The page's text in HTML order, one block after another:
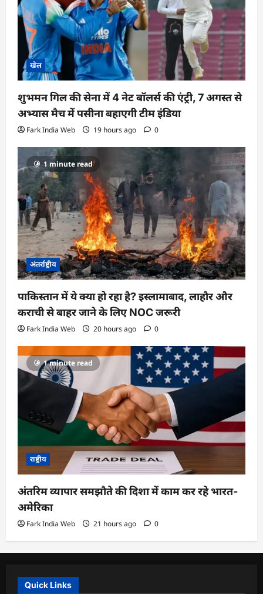
खेल
शुभमन गिल की सेना में 4 नेट बॉलर्स की एंट्री, 7 अगस्त से
अभ्यास मैच में पसीना बहाएगी टीम इंडिया
Fark India Web 19 hours ago 0
1 minute read
अंतर्राष्ट्रीय
पाकिस्तान में ये क्या हो रहा है? इस्लामाबाद, लाहौर और
कराची से बाहर जाने के लिए NOC जरूरी
Fark India Web 20 hours ago 0
1 minute read
राष्ट्रीय
अंतरिम व्यापार समझौते की दिशा में काम कर रहे भारत-
अमेरिका
Fark India Web 21 hours ago 0
Quick Links